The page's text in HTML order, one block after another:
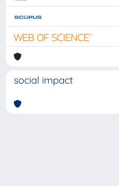
social impact